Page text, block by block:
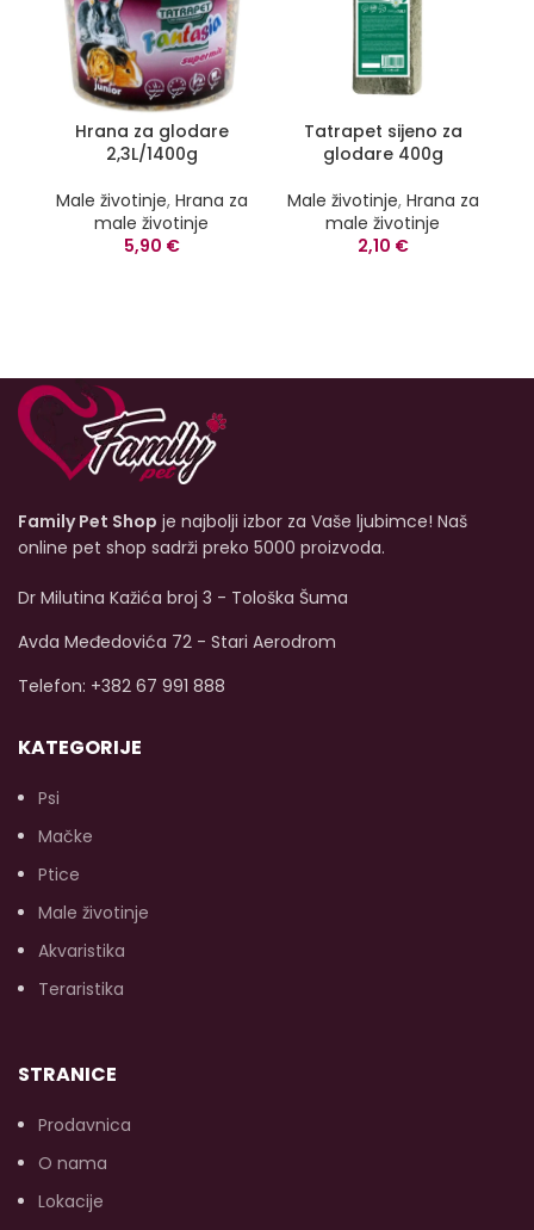
Hrana za glodare
2,3L/1400g
Male životinje, Hrana za
male životinje
5,90 €
Tatrapet sijeno za
glodare 400g
Male životinje, Hrana za
male životinje
2,10 €
Family Pet Shop je najbolji izbor za Vaše ljubimce! Naš
online pet shop sadrži preko 5000 proizvoda.
Dr Milutina Kažića broj 3 - Tološka Šuma
Avda Međedovića 72 - Stari Aerodrom
Telefon: +382 67 991 888
KATEGORIJE
Psi
Mačke
Ptice
Male životinje
Akvaristika
Teraristika
STRANICE
Prodavnica
O nama
Lokacije